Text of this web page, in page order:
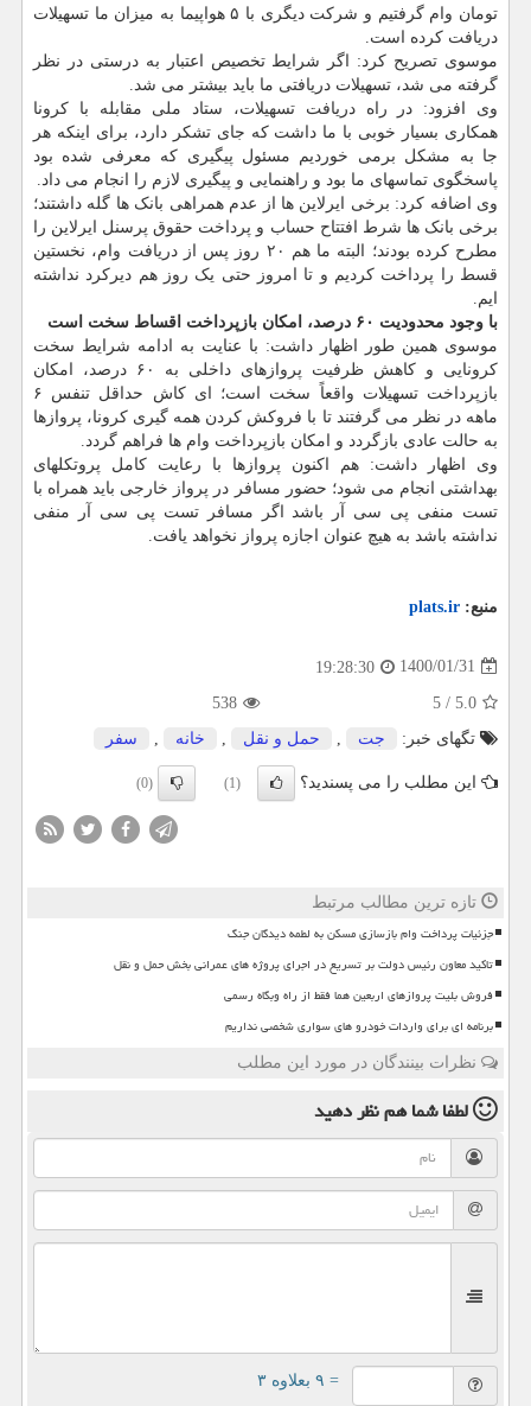
تومان وام گرفتیم و شرکت دیگری با ۵ هواپیما به میزان ما تسهیلات
دریافت کرده است.
موسوی تصریح کرد: اگر شرایط تخصیص اعتبار به درستی در نظر
گرفته می شد، تسهیلات دریافتی ما باید بیشتر می شد.
وی افزود: در راه دریافت تسهیلات، ستاد ملی مقابله با کرونا
همکاری بسیار خوبی با ما داشت که جای تشکر دارد، برای اینکه هر
جا به مشکل برمی خوردیم مسئول پیگیری که معرفی شده بود
پاسخگوی تماسهای ما بود و راهنمایی و پیگیری لازم را انجام می داد.
وی اضافه کرد: برخی ایرلاین ها از عدم همراهی بانک ها گله داشتند؛
برخی بانک ها شرط افتتاح حساب و پرداخت حقوق پرسنل ایرلاین را
مطرح کرده بودند؛ البته ما هم ۲۰ روز پس از دریافت وام، نخستین
قسط را پرداخت کردیم و تا امروز حتی یک روز هم دیرکرد نداشته
ایم.
با وجود محدودیت ۶۰ درصد، امکان بازپرداخت اقساط سخت است
موسوی همین طور اظهار داشت: با عنایت به ادامه شرایط سخت
کرونایی و کاهش ظرفیت پروازهای داخلی به ۶۰ درصد، امکان
بازپرداخت تسهیلات واقعاً سخت است؛ ای کاش حداقل تنفس ۶
ماهه در نظر می گرفتند تا با فروکش کردن همه گیری کرونا، پروازها
به حالت عادی بازگردد و امکان بازپرداخت وام ها فراهم گردد.
وی اظهار داشت: هم اکنون پروازها با رعایت کامل پروتکلهای
بهداشتی انجام می شود؛ حضور مسافر در پرواز خارجی باید همراه با
تست منفی پی سی آر باشد اگر مسافر تست پی سی آر منفی
نداشته باشد به هیچ عنوان اجازه پرواز نخواهد یافت.
منبع: plats.ir
1400/01/31
19:28:30
5.0
/
5
538
تگهای خبر:
جت حمل و نقل خانه سفر
این مطلب را می پسندید؟ (1)
(0)
تازه ترین مطالب مرتبط
جزئیات پرداخت وام بازسازی مسکن به لطمه دیدگان جنگ
تاکید معاون رئیس دولت بر تسریع در اجرای پروژه های عمرانی بخش حمل و نقل
فروش بلیت پروازهای اربعین هما فقط از راه وبگاه رسمی
برنامه ای برای واردات خودرو های سواری شخصی نداریم
نظرات بینندگان در مورد این مطلب
لطفا شما همنظر دهید
= ۹ بعلاوه ۳